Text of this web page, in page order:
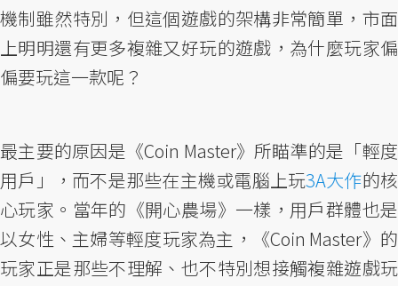
機制雖然特別，但這個遊戲的架構非常簡單，市面
上明明還有更多複雜又好玩的遊戲，為什麼玩家偏
偏要玩這一款呢？
最主要的原因是《Coin Master》所瞄準的是「輕度
用戶」，而不是那些在主機或電腦上玩3A大作的核
心玩家。當年的《開心農場》一樣，用戶群體也是
以女性、主婦等輕度玩家為主，《Coin Master》的
玩家正是那些不理解、也不特別想接觸複雜遊戲玩